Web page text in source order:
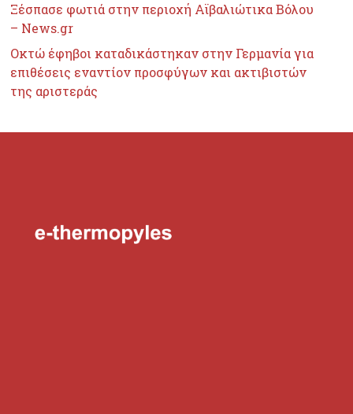
Ξέσπασε φωτιά στην περιοχή Αϊβαλιώτικα Βόλου
– News.gr
Οκτώ έφηβοι καταδικάστηκαν στην Γερμανία για
επιθέσεις εναντίον προσφύγων και ακτιβιστών
της αριστεράς